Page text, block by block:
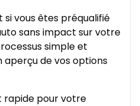
vous êtes préqualifié
sans impact sur votre
simple et
aperçu de vos options
rapide pour votre